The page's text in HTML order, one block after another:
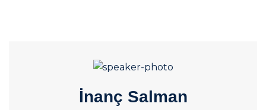
İnanç Salman